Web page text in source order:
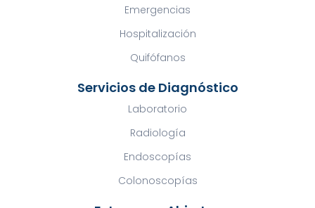
Emergencias
Hospitalización
Quifófanos
Servicios de Diagnóstico
Laboratorio
Radiología
Endoscopías
Colonoscopías